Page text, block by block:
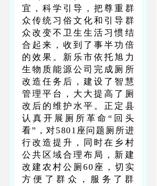
宜，科学引导，把尊重群
众传统习俗文化和引导群
众改变不卫生生活习惯结
合起来，收到了事半功倍
的效果。新乐市依托旭力
生物质能源公司完成厕所
改造任务后，建设了智慧
管理平台，大大提高了厕
改后的维护水平。正定县
认真开展厕所革命“回头
看”，对5801座问题厕所进
行改造提升，同时在乡村
公共区域合理布局，新建
改建农村公厕60座，切实
方便了群众，服务了群